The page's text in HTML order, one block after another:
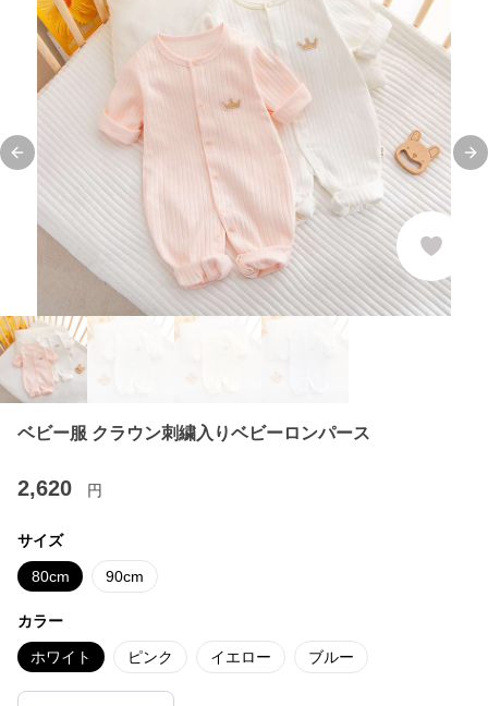
Previous slide
ベビー服 クラウン刺繍入りベビーロンパース
2,620 円
サイズ
80cm 90cm
カラー
ホワイト ピンク イエロー ブルー